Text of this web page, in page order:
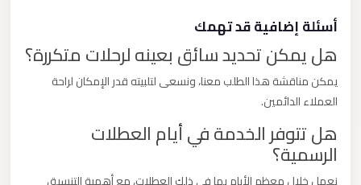
أسئلة إضافية قد تهمك
هل يمكن تحديد سائق بعينه لرحلات متكررة؟
يمكن مناقشة هذا الطلب معنا، ونسعى لتلبيته قدر الإمكان لراحة
العملاء الدائمين.
هل تتوفر الخدمة في أيام العطلات
الرسمية؟